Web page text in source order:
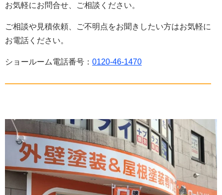
お気軽にお問合せ、ご相談ください。
ご相談や見積依頼、ご不明点をお聞きしたい方はお気軽に
お電話ください。
ショールーム電話番号： 0120-46-1470
——————————————————————————